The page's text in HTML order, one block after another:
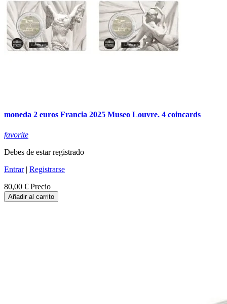
moneda 2 euros Francia 2025 Museo Louvre. 4 coincards
favorite
Debes de estar registrado
Entrar| Registrarse
80,00 € Precio
Añadir al carrito